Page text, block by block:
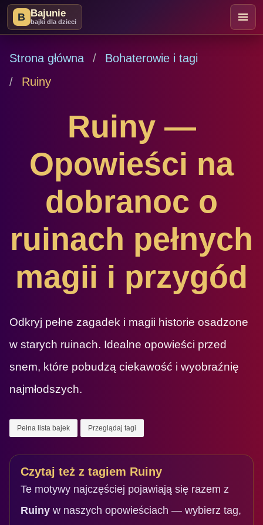
B Bajunie
bajki dla dzieci
Strona główna
Bohaterowie i tagi
Ruiny
Ruiny —
Opowieści na
dobranoc o
ruinach pełnych
magii i przygód
Odkryj pełne zagadek i magii historie osadzone
w starych ruinach. Idealne opowieści przed
snem, które pobudzą ciekawość i wyobraźnię
najmłodszych.
Pełna lista bajek Przeglądaj tagi
Czytaj też z tagiem Ruiny
Te motywy najczęściej pojawiają się razem z
Ruinyw naszych opowieściach — wybierz tag,